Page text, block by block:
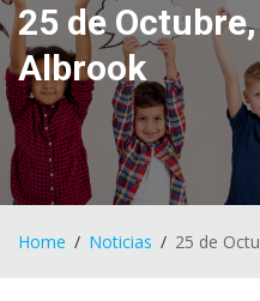
25 de
Albrook
Home Noticias 25 de